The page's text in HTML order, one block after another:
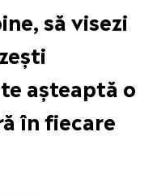
să visezi
așteaptă o
în fiecare